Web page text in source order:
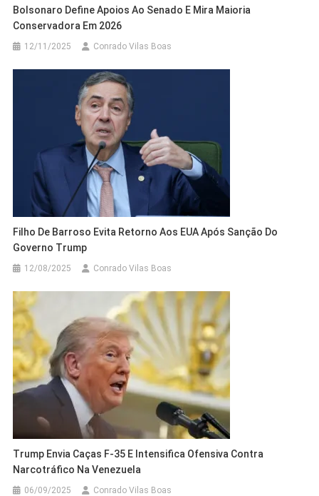
Bolsonaro Define Apoios Ao Senado E Mira Maioria
Conservadora Em 2026
12/11/2025 Conrado Vilas Boas
Filho De Barroso Evita Retorno Aos EUA Após Sanção Do
Governo Trump
12/08/2025 Conrado Vilas Boas
Trump Envia Caças F-35 E Intensifica Ofensiva Contra
Narcotráfico Na Venezuela
06/09/2025 Conrado Vilas Boas